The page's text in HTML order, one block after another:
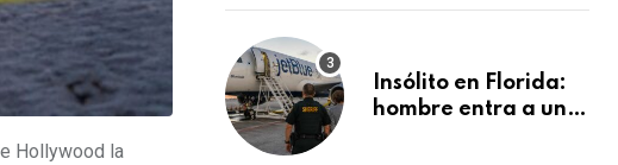
Hollywood la
intensifica controles
Insólito en Florida:
hombre entra a un